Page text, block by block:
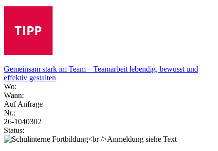
Gemeinsam stark im Team – Teamarbeit lebendig, bewusst und
effektiv gestalten
Wo:
Wann:
Auf Anfrage
Nr.:
26-1040302
Status: